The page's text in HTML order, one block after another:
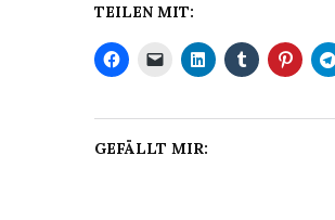
TEILEN MIT:
GEFÄLLT MIR: